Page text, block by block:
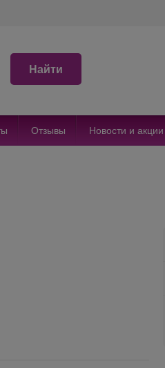
Найти
Отзывы Новости и акции